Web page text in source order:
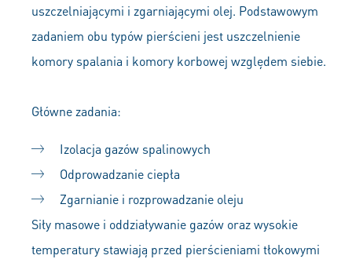
uszczelniającymi i zgarniającymi olej. Podstawowym
zadaniem obu typów pierścieni jest uszczelnienie
komory spalania i komory korbowej względem siebie.
Główne zadania:
Izolacja gazów spalinowych
Odprowadzanie ciepła
Zgarnianie i rozprowadzanie oleju
Siły masowe i oddziaływanie gazów oraz wysokie
temperatury stawiają przed pierścieniami tłokowymi